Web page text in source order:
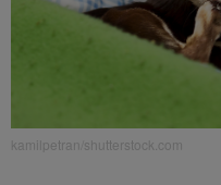
kamilpetran/shutterstock.com